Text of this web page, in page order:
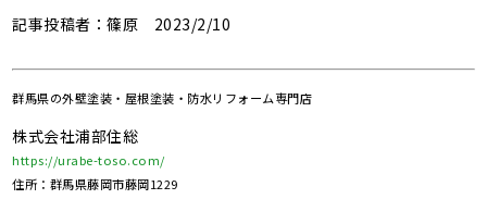
記事投稿者：篠原 2023/2/10
群馬県の外壁塗装・屋根塗装・防水リフォーム専門店
株式会社浦部住総
https://urabe-toso.com/
住所：群馬県藤岡市藤岡1229